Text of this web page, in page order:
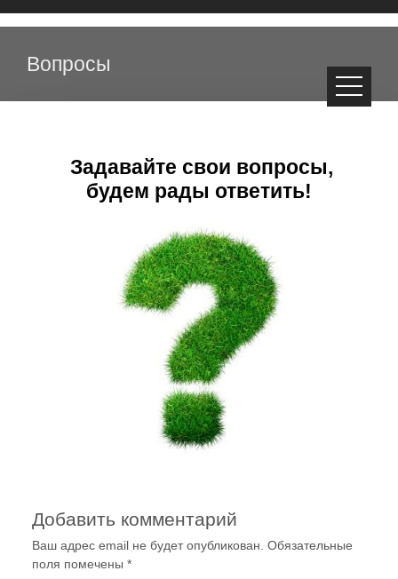
Вопросы
Задавайте свои вопросы,
будем рады ответить!
Добавить комментарий
Ваш адрес email не будет опубликован. Обязательные
поля помечены *